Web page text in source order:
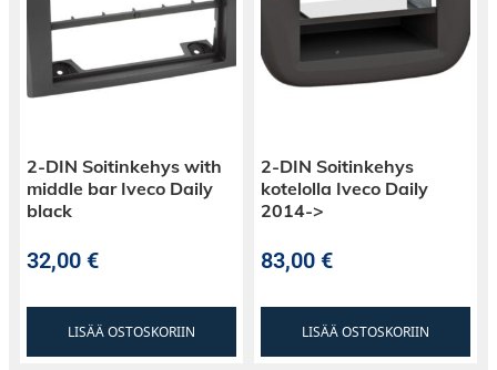
2-DIN Soitinkehys with
middle bar Iveco Daily
black
32,00€
LISÄÄ OSTOSKORIIN
2-DIN Soitinkehys
kotelolla Iveco Daily
2014->
83,00€
LISÄÄ OSTOSKORIIN